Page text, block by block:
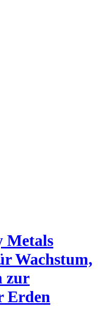
Metals
Wachstum,
zur
Erden